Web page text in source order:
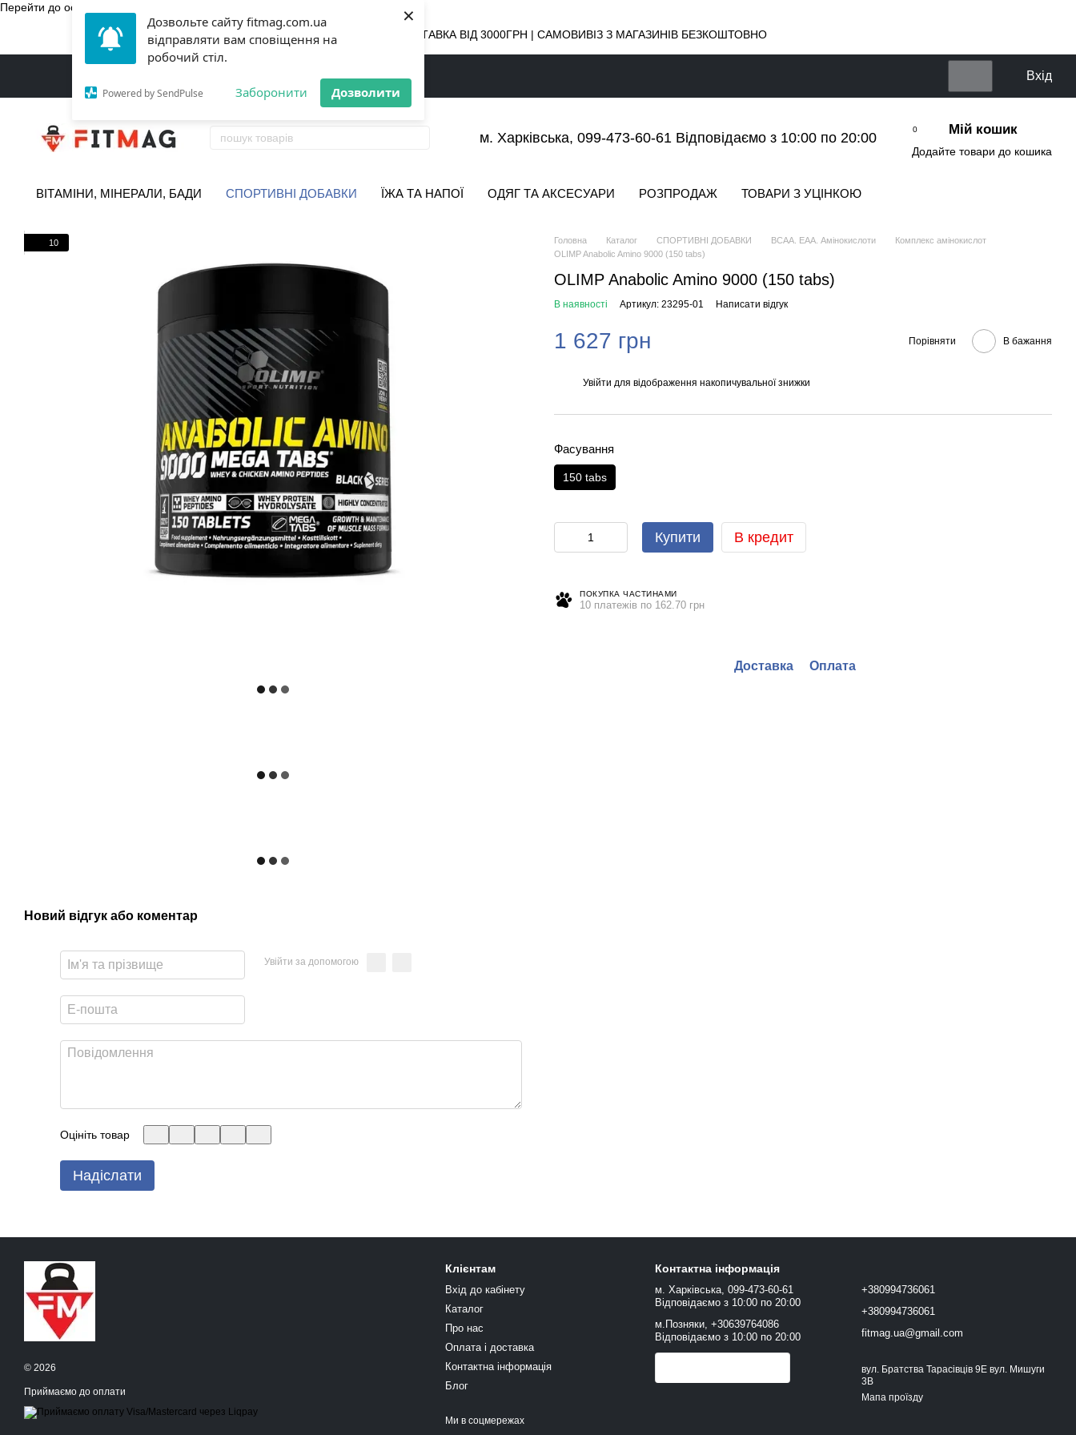
Дозвольте сайту fitmag.com.ua
відправляти вам сповіщення на
робочий стіл.
Powered by SendPulse Заборонити Дозволити
×
Перейти до основного контенту
БЕЗКОШТОВНА ДОСТАВКА ВІД 3000ГРН | САМОВИВІЗ З МАГАЗИНІВ БЕЗКОШТОВНО
Вхід
м. Харківська, 099-473-60-61 Відповідаємо з 10:00 по 20:00
0 Мій кошик
Додайте товари до кошика
ВІТАМІНИ, МІНЕРАЛИ, БАДИ СПОРТИВНІ ДОБАВКИ ЇЖА ТА НАПОЇ ОДЯГ ТА АКСЕСУАРИ РОЗПРОДАЖ ТОВАРИ З УЦІНКОЮ
10
Новий відгук або коментар
Увійти за допомогою
Оцініть товар
Надіслати
Головна Каталог СПОРТИВНІ ДОБАВКИ BCAA. EAA. Амінокислоти
Комплекс амінокислот
OLIMP Anabolic Amino 9000 (150 tabs)
OLIMP Anabolic Amino 9000 (150 tabs)
В наявності Артикул: 23295-01 Написати відгук
1 627 грн Порівняти В бажання
Увійти для відображення накопичувальної знижки
Фасування
150 tabs
Купити В кредит
ПОКУПКА ЧАСТИНАМИ
10 платежів по 162.70 грн
Доставка Оплата
© 2026
Приймаємо до оплати
Клієнтам
Вхід до кабінету
Каталог
Про нас
Оплата і доставка
Контактна інформація
Блог
Ми в соцмережах
Контактна інформація
м. Харківська, 099-473-60-61
Відповідаємо з 10:00 по 20:00
м.Позняки, +30639764086
Відповідаємо з 10:00 по 20:00
+380994736061
+380994736061
fitmag.ua@gmail.com
вул. Братства Тарасівців 9Е вул. Мишуги
3В
Мапа проїзду